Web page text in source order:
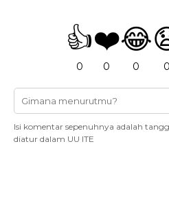
👍
0
❤️
0
😂
0 0
Isi komentar sepenuhnya adalah
diatur dalam UU ITE